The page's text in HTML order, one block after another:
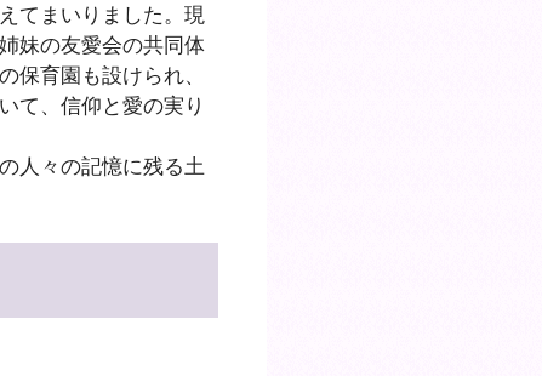
てまいりました。現
妹の友愛会の共同体
保育園も設けられ、
て、信仰と愛の実り
人々の記憶に残る土